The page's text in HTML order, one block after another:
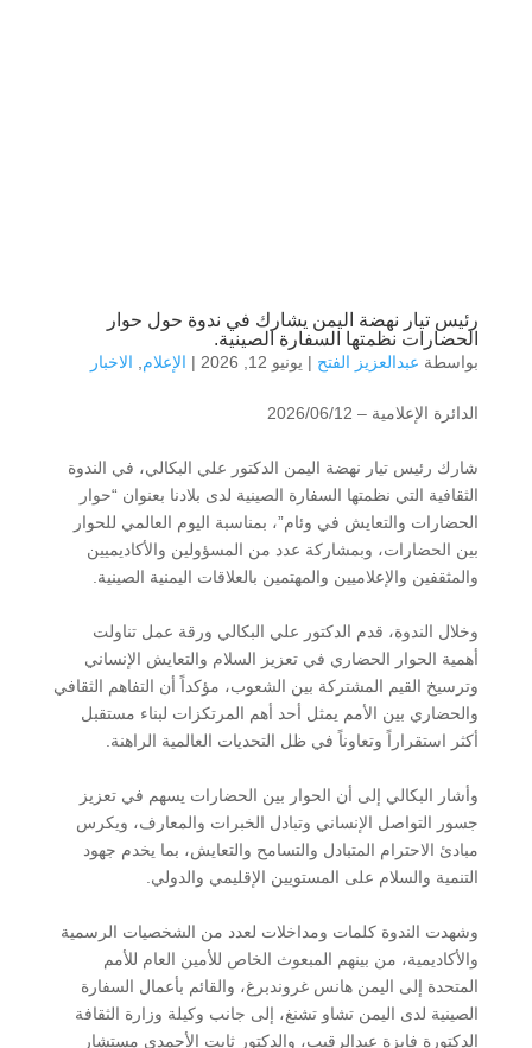
رئيس تيار نهضة اليمن يشارك في ندوة حول حوار
الحضارات نظمتها السفارة الصينية.
بواسطة عبدالعزيز الفتح | يونيو 12, 2026 | الإعلام الاخبار
الدائرة الإعلامية – 2026/06/12
شارك رئيس تيار نهضة اليمن الدكتور علي البكالي، في الندوة
الثقافية التي نظمتها السفارة الصينية لدى بلادنا بعنوان “حوار
الحضارات والتعايش في وئام”، بمناسبة اليوم العالمي للحوار
بين الحضارات، وبمشاركة عدد من المسؤولين والأكاديميين
والمثقفين والإعلاميين والمهتمين بالعلاقات اليمنية الصينية.
وخلال الندوة، قدم الدكتور علي البكالي ورقة عمل تناولت
أهمية الحوار الحضاري في تعزيز السلام والتعايش الإنساني
وترسيخ القيم المشتركة بين الشعوب، مؤكداً أن التفاهم الثقافي
والحضاري بين الأمم يمثل أحد أهم المرتكزات لبناء مستقبل
أكثر استقراراً وتعاوناً في ظل التحديات العالمية الراهنة.
وأشار البكالي إلى أن الحوار بين الحضارات يسهم في تعزيز
جسور التواصل الإنساني وتبادل الخبرات والمعارف، ويكرس
مبادئ الاحترام المتبادل والتسامح والتعايش، بما يخدم جهود
التنمية والسلام على المستويين الإقليمي والدولي.
وشهدت الندوة كلمات ومداخلات لعدد من الشخصيات الرسمية
والأكاديمية، من بينهم المبعوث الخاص للأمين العام للأمم
المتحدة إلى اليمن هانس غروندبرغ، والقائم بأعمال السفارة
الصينية لدى اليمن تشاو تشنغ، إلى جانب وكيلة وزارة الثقافة
الدكتورة فايزة عبدالرقيب، والدكتور ثابت الأحمدي مستشار